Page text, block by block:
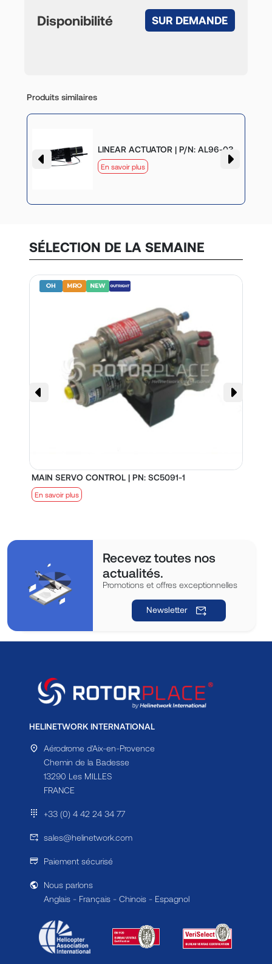
Disponibilité SUR DEMANDE
Produits similaires
LINEAR ACTUATOR | P/N: AL96-03
En savoir plus
SÉLECTION DE LA SEMAINE
MAIN SERVO CONTROL | PN: SC5091-1
En savoir plus
Recevez toutes nos
actualités.
Promotions et offres exceptionnelles
Newsletter
HELINETWORK INTERNATIONAL
Aérodrome d'Aix-en-Provence
Chemin de la Badesse
13290 Les MILLES
FRANCE
+33 (0) 4 42 24 34 77
sales@helinetwork.com
Paiement sécurisé
Nous parlons
Anglais - Français - Chinois - Espagnol